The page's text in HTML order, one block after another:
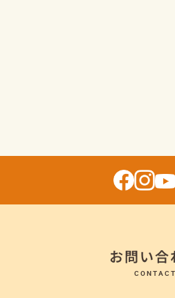
お問い合
CONTACT